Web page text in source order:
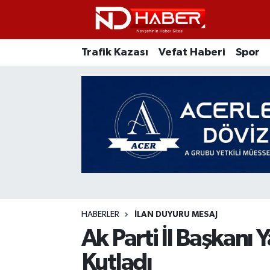
Trafik Kazası Vefat Haberi Spor
HABERLER İLAN DUYURU MESAJ
Ak Parti İl Başkanı
Kutladı
Vefat Haberi
Nevşehir Hava Durumu
Nevşehir Trafik Yoğunluk Haritası
Süper Lig Puan Durumu ve Fikstür
Haber Arşivi